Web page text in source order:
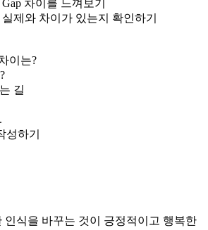
차이를 느껴보기
제와 차이가 있는지 확인하기
이는?
길
성하기
인식을 바꾸는 것이 긍정적이고 행복한